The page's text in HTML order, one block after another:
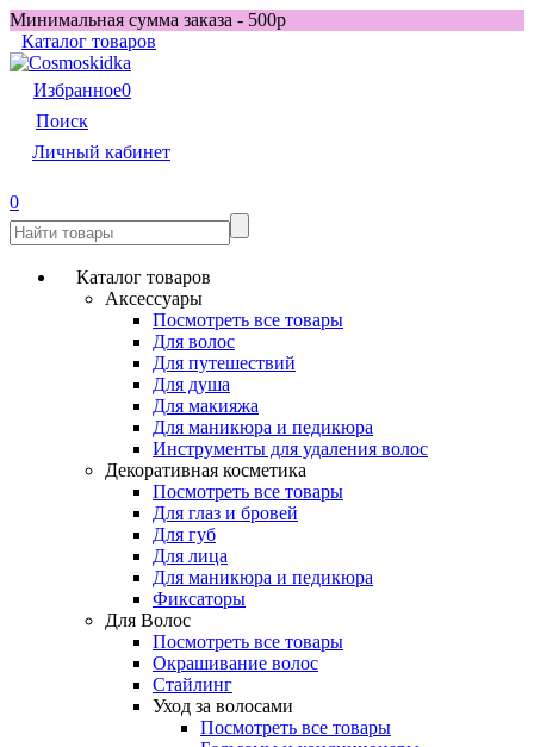
Минимальная сумма заказа - 500р
Каталог товаров
Избранное0
Поиск
Личный кабинет
0
Каталог товаров
Аксессуары
Посмотреть все товары
Для волос
Для путешествий
Для душа
Для макияжа
Для маникюра и педикюра
Инструменты для удаления волос
Декоративная косметика
Посмотреть все товары
Для глаз и бровей
Для губ
Для лица
Для маникюра и педикюра
Фиксаторы
Для Волос
Посмотреть все товары
Окрашивание волос
Стайлинг
Уход за волосами
Посмотреть все товары